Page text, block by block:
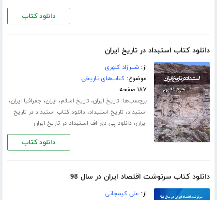
دانلود کتاب
دانلود کتاب استبداد در تاریخ ایران
از:شیرزاد کلهری
موضوع:کتاب‌های تاریخی
۱۸۷ صفحه
برچسب‌ها: تاریخ ایران، تاریخ اسلام، ایران، جغرافیا ایران،
استبداد، تاریخ استبداد،دانلود کتاب استبداد در تاریخ
ایران،دانلود پی دی اف استبداد در تاریخ ایران
دانلود کتاب
دانلود کتاب سرنوشت اقتصاد ایران در سال 98
از: علی کیمجانی